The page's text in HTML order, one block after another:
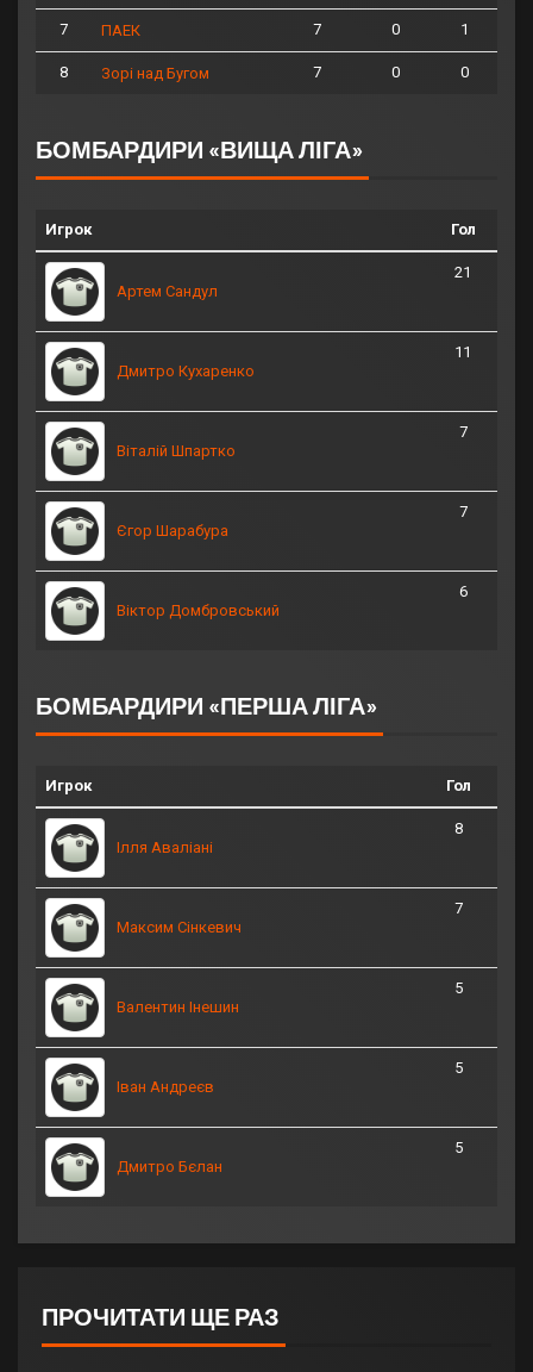
7 ПАЕК 7 0 1
8 Зорі над Бугом 7 0 0
БОМБАРДИРИ «ВИЩА ЛІГА»
Игрок Гол
Артем Сандул
21
Дмитро Кухаренко
11
Віталій Шпартко
7
Єгор Шарабура
7
Віктор Домбровський
6
БОМБАРДИРИ «ПЕРША ЛІГА»
Игрок Гол
Ілля Аваліані
8
Максим Сінкевич
7
Валентин Інешин
5
Іван Андреєв
5
Дмитро Бєлан
5
ПРОЧИТАТИ ЩЕ РАЗ